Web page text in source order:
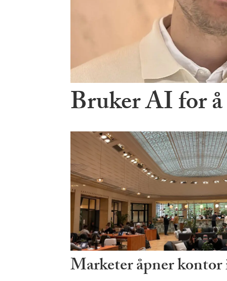
Bruker AI for
Marketer åpner kontor